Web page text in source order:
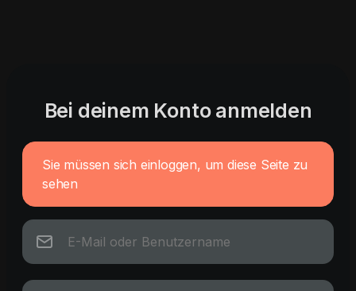
Bei deinem Konto anmelden
Sie müssen sich einloggen, um diese Seite zu
sehen